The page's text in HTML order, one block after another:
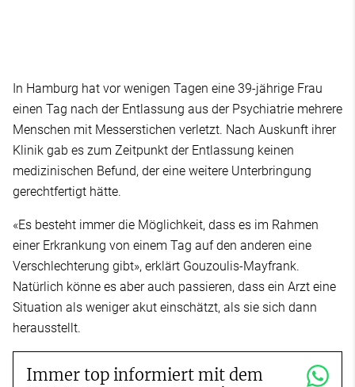
In Hamburg hat vor wenigen Tagen eine 39-jährige Frau
einen Tag nach der Entlassung aus der Psychiatrie mehrere
Menschen mit Messerstichen verletzt. Nach Auskunft ihrer
Klinik gab es zum Zeitpunkt der Entlassung keinen
medizinischen Befund, der eine weitere Unterbringung
gerechtfertigt hätte.
«Es besteht immer die Möglichkeit, dass es im Rahmen
einer Erkrankung von einem Tag auf den anderen eine
Verschlechterung gibt», erklärt Gouzoulis-Mayfrank.
Natürlich könne es aber auch passieren, dass ein Arzt eine
Situation als weniger akut einschätzt, als sie sich dann
herausstellt.
Immer top informiert mit dem